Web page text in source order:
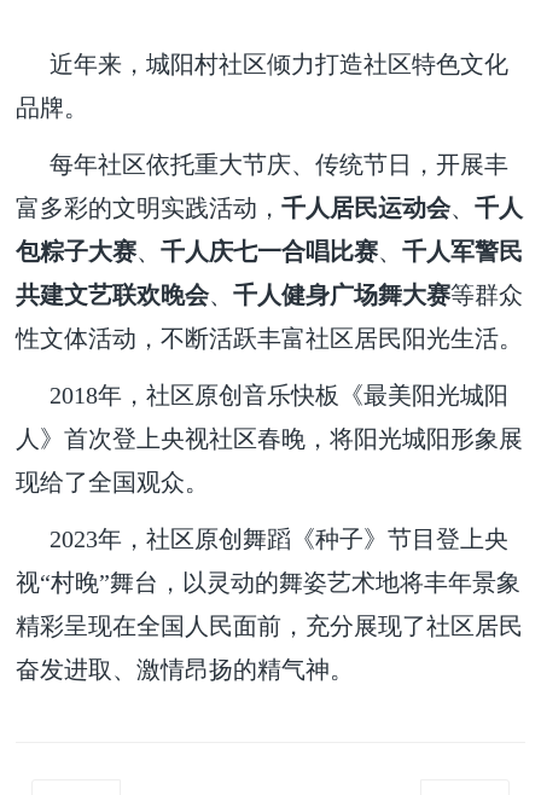
近年来，城阳村社区倾力打造社区特色文化
品牌。
每年社区依托重大节庆、传统节日，开展丰
富多彩的文明实践活动，千人居民运动会、千人
包粽子大赛、千人庆七一合唱比赛、千人军警民
共建文艺联欢晚会、千人健身广场舞大赛等群众
性文体活动，不断活跃丰富社区居民阳光生活。
2018年，社区原创音乐快板《最美阳光城阳
人》首次登上央视社区春晚，将阳光城阳形象展
现给了全国观众。
2023年，社区原创舞蹈《种子》节目登上央
视“村晚”舞台，以灵动的舞姿艺术地将丰年景象
精彩呈现在全国人民面前，充分展现了社区居民
奋发进取、激情昂扬的精气神。